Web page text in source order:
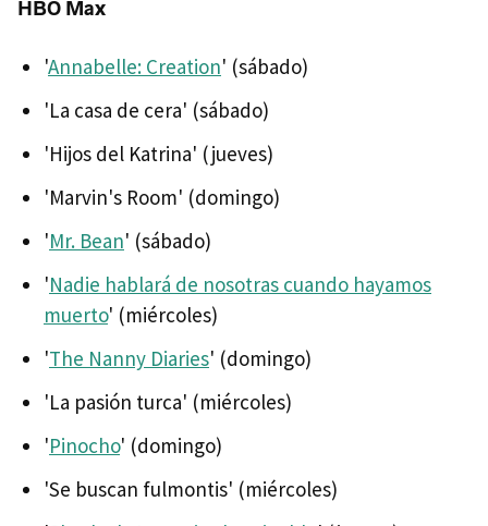
HBO Max
'Annabelle: Creation' (sábado)
'La casa de cera' (sábado)
'Hijos del Katrina' (jueves)
'Marvin's Room' (domingo)
'Mr. Bean' (sábado)
'Nadie hablará de nosotras cuando hayamos
muerto' (miércoles)
'The Nanny Diaries' (domingo)
'La pasión turca' (miércoles)
'Pinocho' (domingo)
'Se buscan fulmontis' (miércoles)